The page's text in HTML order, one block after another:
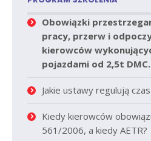
Obowiązki
pracy, przerw i
kierowców
pojazdami od 2,5t DMC.
Jakie ustawy regulują
Kiedy kierowców
561/2006, a kiedy AETR?